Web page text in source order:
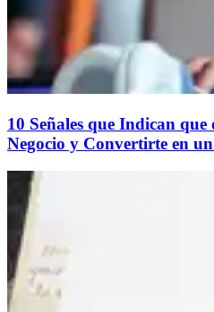
10 Señales que Indican
Negocio y Convertirte en